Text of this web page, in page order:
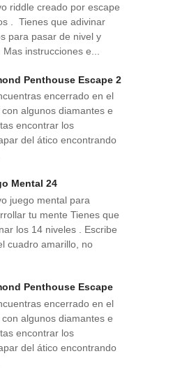
riddle creado por escape
. Tienes que adivinar
para pasar de nivel y
instrucciones e...
Penthouse Escape 2
encerrado en el
algunos diamantes e
encontrar los
del ático encontrando
Mental 24
juego mental para
tu mente Tienes que
los 14 niveles . Escribe
cuadro amarillo, no
Penthouse Escape
encerrado en el
algunos diamantes e
encontrar los
del ático encontrando